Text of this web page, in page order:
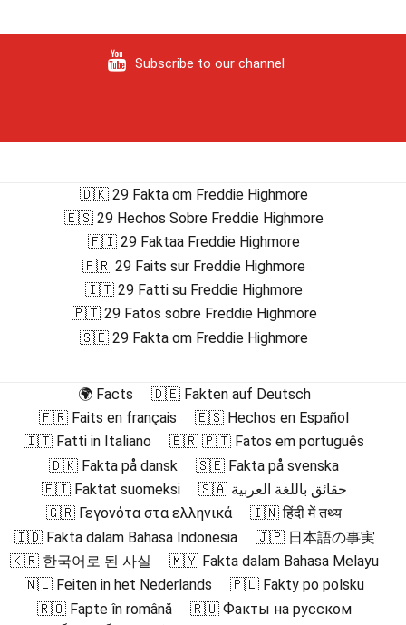
Subscribe to our channel
🇩🇰 29 Fakta om Freddie Highmore
🇪🇸 29 Hechos Sobre Freddie Highmore
🇫🇮 29 Faktaa Freddie Highmore
🇫🇷 29 Faits sur Freddie Highmore
🇮🇹 29 Fatti su Freddie Highmore
🇵🇹 29 Fatos sobre Freddie Highmore
🇸🇪 29 Fakta om Freddie Highmore
🌍 Facts
🇩🇪 Fakten auf Deutsch
🇫🇷 Faits en français
🇪🇸 Hechos en Español
🇮🇹 Fatti in Italiano
🇧🇷 🇵🇹 Fatos em português
🇩🇰 Fakta på dansk
🇸🇪 Fakta på svenska
🇫🇮 Faktat suomeksi
🇸🇦 حقائق باللغة العربية
🇬🇷 Γεγονότα στα ελληνικά
🇮🇳 हिंदी में तथ्य
🇮🇩 Fakta dalam Bahasa Indonesia
🇯🇵 日本語の事実
🇰🇷 한국어로 된 사실
🇲🇾 Fakta dalam Bahasa Melayu
🇳🇱 Feiten in het Nederlands
🇵🇱 Fakty po polsku
🇷🇴 Fapte în română
🇷🇺 Факты на русском